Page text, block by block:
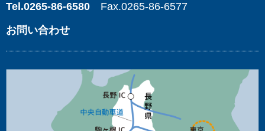
Tel.0265-86-6580 Fax.0265-86-6577
お問い合わせ